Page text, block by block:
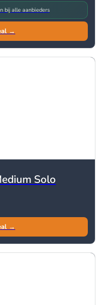
bij alle aanbieders
→
Solo
→